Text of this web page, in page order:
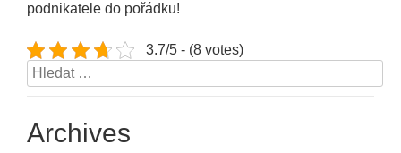
podnikatele do pořádku!
3.7/5 - (8 votes)
Vyhledávání
Archives